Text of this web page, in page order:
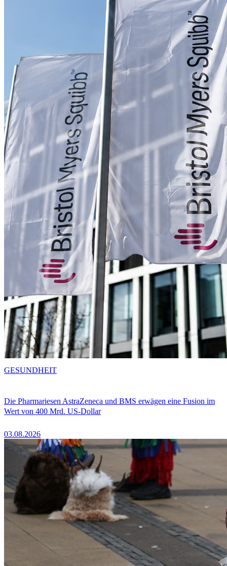
Die Pharmariesen AstraZeneca und BMS erwägen eine Fusion im
Wert von 400 Mrd. US-Dollar
03.08.2026
GESUNDHEIT